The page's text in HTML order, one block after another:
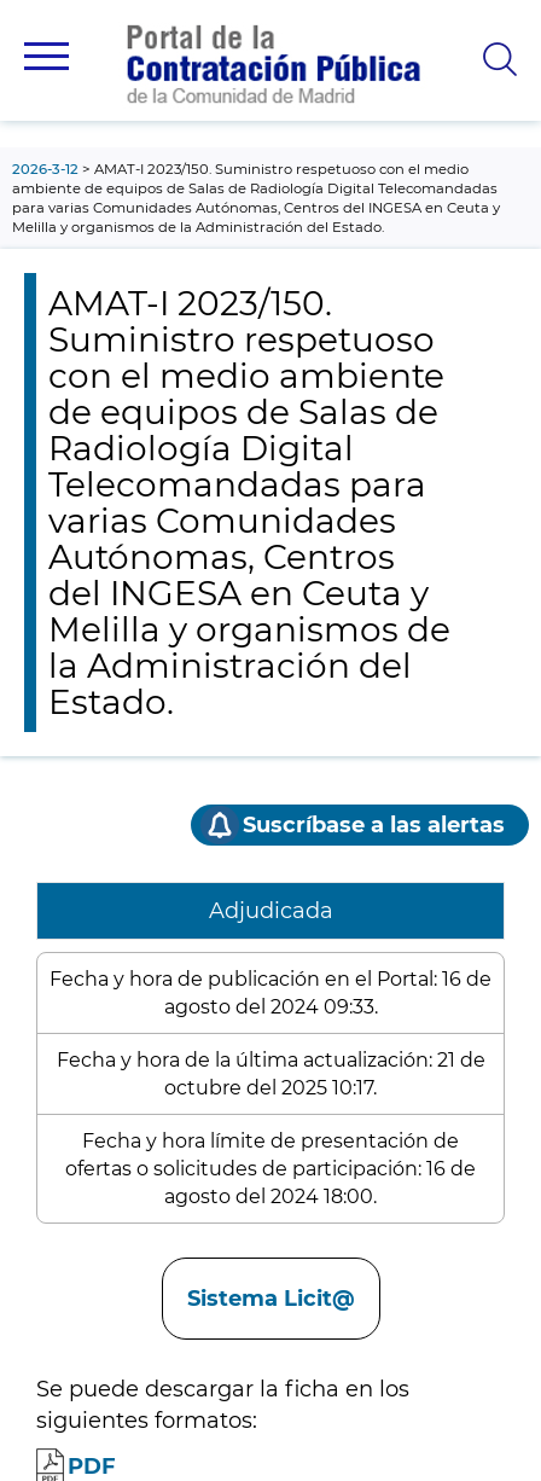
principal
2026-3-12
AMAT-I 2023/150. Suministro respetuoso con el medio
ambiente de equipos de Salas de Radiología Digital Telecomandadas
para varias Comunidades Autónomas, Centros del INGESA en Ceuta y
Melilla y organismos de la Administración del Estado.
AMAT-I 2023/150.
Suministro respetuoso
con el medio ambiente
de equipos de Salas de
Radiología Digital
Telecomandadas para
varias Comunidades
Autónomas, Centros
del INGESA en Ceuta y
Melilla y organismos de
la Administración del
Estado.
Suscríbase a las alertas
Adjudicada
Fecha y hora de publicación en el Portal: 16 de
agosto del 2024 09:33.
Fecha y hora de la última actualización: 21 de
octubre del 2025 10:17.
Fecha y hora límite de presentación de
ofertas o solicitudes de participación: 16 de
agosto del 2024 18:00.
Sistema Licit@
Se puede descargar la ficha en los
siguientes formatos:
PDF